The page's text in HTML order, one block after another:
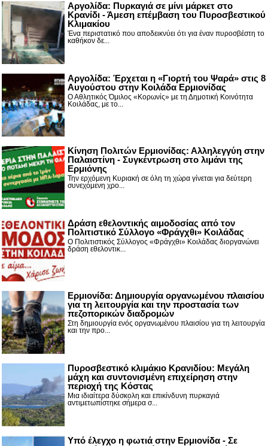
Αργολίδα: Πυρκαγιά σε μίνι μάρκετ στο
Κρανίδι - Άμεση επέμβαση του Πυροσβεστικού
Κλιμακίου
Ένα περιστατικό που αποδεικνύει ότι για έναν πυροσβέστη το
καθήκον δε...
Αργολίδα: Έρχεται η «Γιορτή του Ψαρά» στις 8
Αυγούστου στην Κοιλάδα Ερμιονίδας
Ο Αθλητικός Όμιλος «Κορωνίς» με τη Δημοτική Κοινότητα
Κοιλάδας, με το...
Κίνηση Πολιτών Ερμιονίδας: Αλληλεγγύη στην
Παλαιστίνη - Συγκέντρωση στο λιμάνι της
Ερμιόνης
Την ερχόμενη Κυριακή σε όλη τη χώρα γίνεται για δεύτερη
συνεχόμενη χρο...
Δράση εθελοντικής αιμοδοσίας από τον
Πολιτιστικό Σύλλογο «Φράγχθι» Κοιλάδας
Ο Πολιτιστικός Σύλλογος «Φράγχθι» Κοιλάδας διοργανώνει
δράση εθελοντικ...
Ερμιονίδα: Δημιουργία οργανωμένου πλαισίου
για τη λειτουργία και την προστασία των
πεζοπορικών διαδρομών
Στη δημιουργία ενός οργανωμένου πλαισίου για τη λειτουργία
και την προ...
Πυροσβεστικό κλιμάκιο Κρανιδίου: Μεγάλη
μάχη και συντονισμένη επιχείρηση στην
περιοχή της Κόστας
Μια ιδιαίτερα δύσκολη και επικίνδυνη πυρκαγιά
αντιμετωπίστηκε σήμερα σ...
Υπό έλεγχο η φωτιά στην Ερμιονίδα - Σε